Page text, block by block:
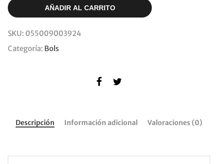
AÑADIR AL CARRITO
SKU: 055009003924
Categoría: Bols
Descripción Información adicional Valoraciones (0)